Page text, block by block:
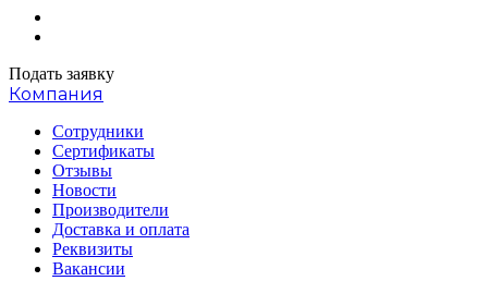
Подать заявку
Компания
Сотрудники
Сертификаты
Отзывы
Новости
Производители
Доставка и оплата
Реквизиты
Вакансии